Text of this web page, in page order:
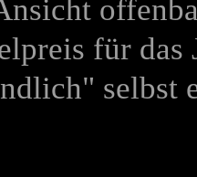
für das
selbst